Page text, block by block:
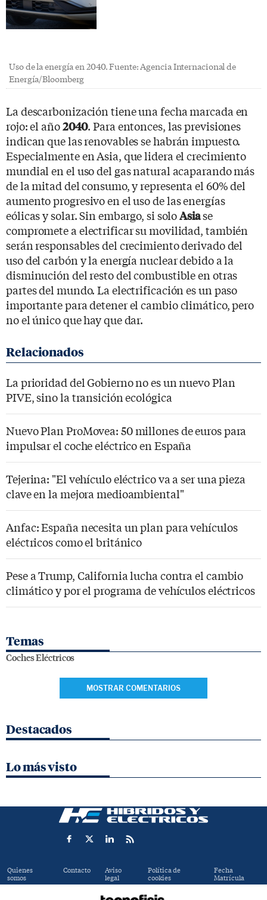
Uso de la energía en 2040. Fuente: Agencia Internacional de
Energía/Bloomberg
La descarbonización tiene una fecha marcada en
rojo: el año2040. Para entonces, las previsiones
indican que las renovables se habrán impuesto.
Especialmente en Asia, que lidera el crecimiento
mundial en el uso del gas natural acaparando más
de la mitad del consumo, y representa el 60% del
aumento progresivo en el uso de las energías
eólicas y solar. Sin embargo, si soloAsiase
compromete a electrificar su movilidad, también
serán responsables del crecimiento derivado del
uso del carbón y la energía nuclear debido a la
disminución del resto del combustible en otras
partes del mundo. La electrificación es un paso
importante para detener el cambio climático, pero
no el único que hay que dar.
La prioridad del Gobierno no es un nuevo Plan
PIVE, sino la transición ecológica
Nuevo Plan ProMovea: 50 millones de euros para
impulsar el coche eléctrico en España
Tejerina: "El vehículo eléctrico va a ser una pieza
clave en la mejora medioambiental"
Anfac: España necesita un plan para vehículos
eléctricos como el británico
Pese a Trump, California lucha contra el cambio
climático y por el programa de vehículos eléctricos
Temas
Coches Eléctricos
MOSTRAR COMENTARIOS
Destacados
Lo más visto
Quienes
somos
Contacto Aviso
legal
Política de
cookies
Fecha
Matrícula